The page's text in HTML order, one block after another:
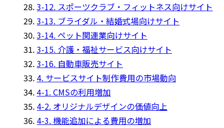
3-12. スポーツクラブ・フィットネス向けサイト
3-13. ブライダル・結婚式場向けサイト
3-14. ペット関連業向けサイト
3-15. 介護・福祉サービス向けサイト
3-16. 自動車販売サイト
4. サービスサイト制作費用の市場動向
4-1. CMSの利用増加
4-2. オリジナルデザインの価値向上
4-3. 機能追加による費用の増加